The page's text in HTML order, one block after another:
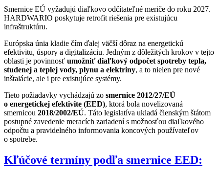
Smernice EÚ vyžadujú diaľkovo odčítateľné meriče do roku 2027.
HARDWARIO poskytuje retrofit riešenia pre existujúcu
infraštruktúru.
Európska únia kladie čím ďalej väčší dôraz na energetickú
efektivitu, úspory a digitalizáciu. Jedným z dôležitých krokov v tejto
oblasti je povinnosť umožniť diaľkový odpočet spotreby tepla,
studenej a teplej vody, plynu a elektriny, a to nielen pre nové
inštalácie, ale i pre existujúce systémy.
Tieto požiadavky vychádzajú zo smernice 2012/27/EÚ
o energetickej efektivite (EED), ktorá bola novelizovaná
smernicou 2018/2002/EÚ. Táto legislatíva ukladá členským štátom
postupné zavedenie meracích zariadení s možnosťou diaľkového
odpočtu a pravidelného informovania koncových používateľov
o spotrebe.
Kľúčové termíny podľa smernice EED: